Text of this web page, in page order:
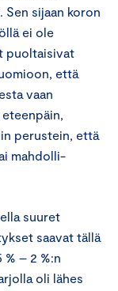
sijaan koron
ei ole
puoltaisivat
että
vaan
perustein, että
mahdolli-
suuret
saavat tällä
– 2 %:n
oli lähes